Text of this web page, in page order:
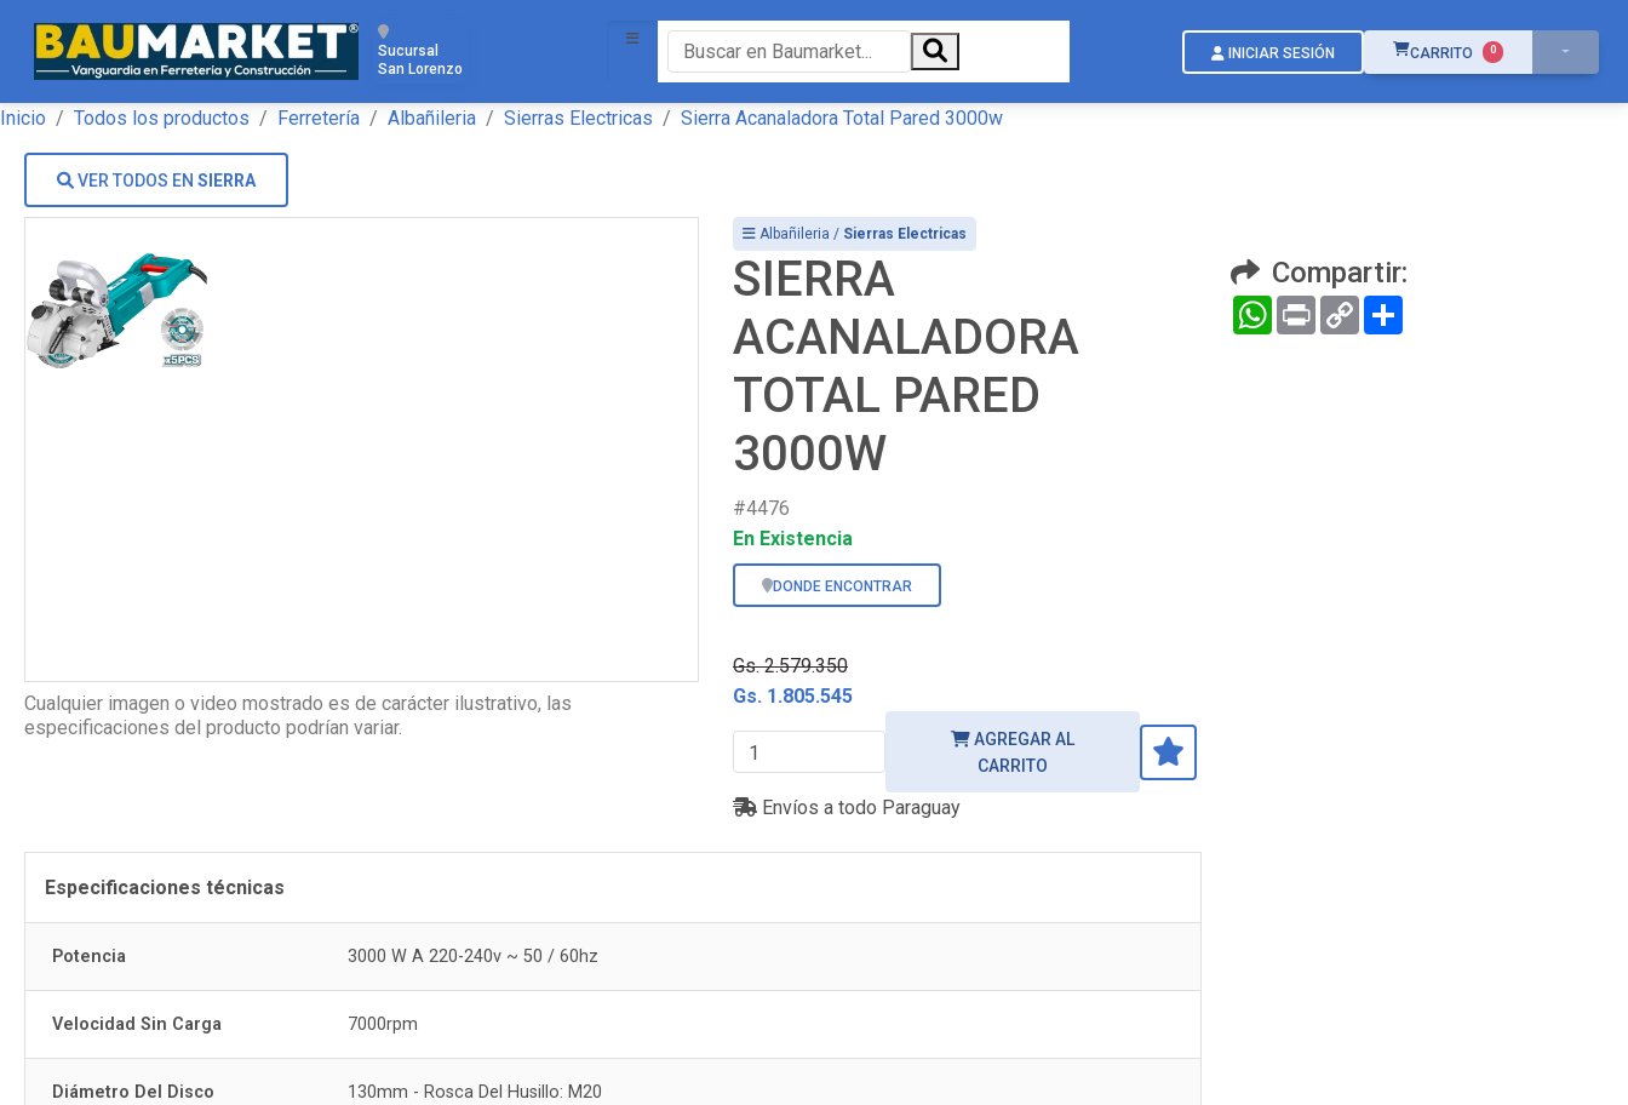
Sucursal
San Lorenzo
INICIAR SESIÓN CARRITO 0ÍTEMS EN EL CARRITO
Inicio Todos los productos Ferretería Albañileria Sierras Electricas Sierra Acanaladora Total Pared 3000w
VER TODOS EN SIERRA
Cualquier imagen o video mostrado es de carácter ilustrativo, las
especificaciones del producto podrían variar.
Albañileria / Sierras Electricas
SIERRA
ACANALADORA
TOTAL PARED
3000W
#4476
En Existencia
DONDE ENCONTRAR
Gs. 2.579.350
Gs. 1.805.545
AGREGAR AL
CARRITO
Envíos a todo Paraguay
Especificaciones técnicas
Potencia 3000 W A 220-240v ~ 50 / 60hz
Velocidad Sin Carga 7000rpm
Diámetro Del Disco 130mm - Rosca Del Husillo: M20
Compartir:
WhatsApp
Print Copy
Link